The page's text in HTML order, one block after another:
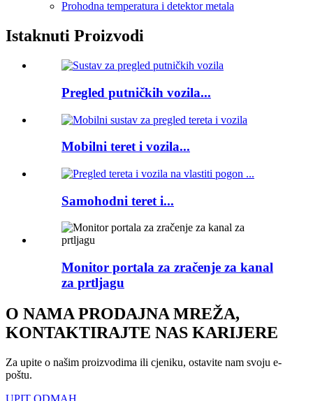
Prohodna temperatura i detektor metala
Istaknuti Proizvodi
Pregled putničkih vozila...
Mobilni teret i vozila...
Samohodni teret i...
Monitor portala za zračenje za kanal
za prtljagu
O NAMA PRODAJNA MREŽA,
KONTAKTIRAJTE NAS KARIJERE
Za upite o našim proizvodima ili cjeniku, ostavite nam svoju e-
poštu.
UPIT ODMAH